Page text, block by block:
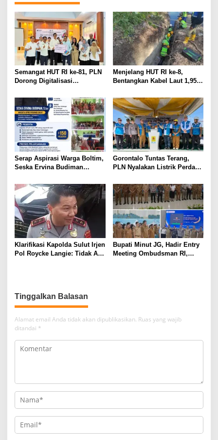
Semangat HUT RI ke-81, PLN
Dorong Digitalisasi
Palu Lewat Program TJSL
Menjelang HUT RI ke-8,
Bentangkan Kabel Laut 1,95
Perdana di Pulau Dudepo dan
Tuntaskan 100 Persen Rasio
Desa Berlistrik Provinsi
Gorontalo
Serap Aspirasi Warga Boltim,
Seska Ervina Budiman
Jalan hingga Penguatan
UMKM
Gorontalo Tuntas Terang,
PLN Nyalakan Listrik Perdana
Berlistrik Provinsi Gorontalo
Capai 100 Persen
Klarifikasi Kapolda Sulut Irjen
Pol Roycke Langie: Tidak Ada
Bupati Minut JG, Hadir Entry
Meeting Ombudsman RI,
Tinggalkan Balasan
Alamat email Anda tidak akan dipublikasikan. Ruas yang wajib
ditandai *